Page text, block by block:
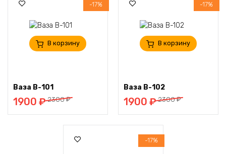
В корзину
-17%
Ваза В-101
2300₽
Первоначальная
1900 ₽
Текущая
В корзину
-17%
Ваза В-102
2300₽
Первоначальная
1900 ₽
Текущая
-17%